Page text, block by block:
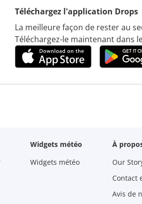
Téléchargez l'application Drops
La meilleure façon de rester au
Téléchargez-le maintenant dans
Widgets météo
Widgets météo
À
Our
Contact
Avis de